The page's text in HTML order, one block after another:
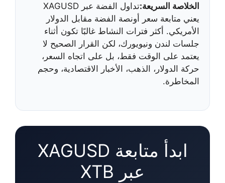
الخلاصة السريعة:
تداول الفضة عبر XAGUSD
يعني متابعة سعر أونصة الفضة مقابل الدولار
الأمريكي. أكثر فترات النشاط غالبًا تكون أثناء
جلسات لندن ونيويورك، لكن القرار الصحيح لا
يعتمد على الوقت فقط، بل على اتجاه السعر،
حركة الدولار، الذهب، الأخبار الاقتصادية، وحجم
المخاطرة.
ابدأ متابعة XAGUSD
عبر XTB